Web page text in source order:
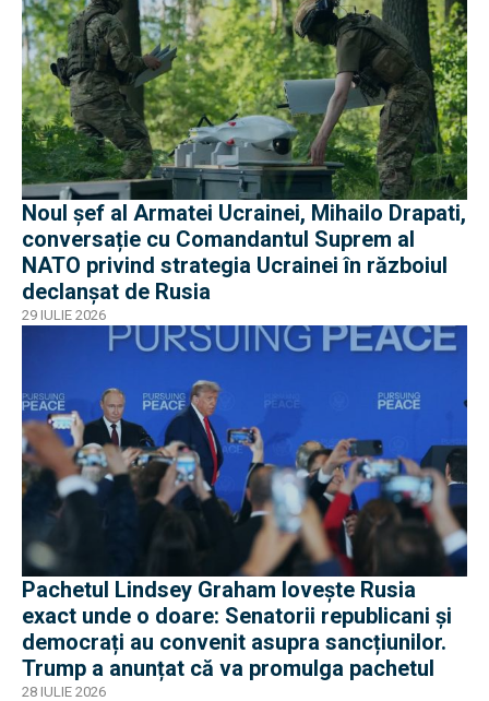
Noul șef al Armatei Ucrainei, Mihailo Drapati,
conversație cu Comandantul Suprem al
NATO privind strategia Ucrainei în războiul
declanșat de Rusia
29 IULIE 2026
Pachetul Lindsey Graham lovește Rusia
exact unde o doare: Senatorii republicani și
democrați au convenit asupra sancțiunilor.
Trump a anunțat că va promulga pachetul
28 IULIE 2026